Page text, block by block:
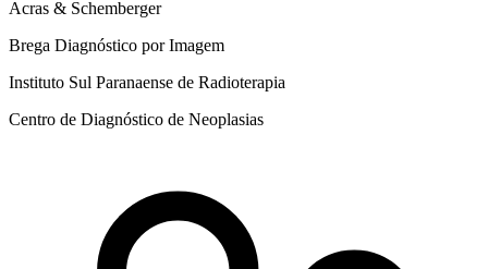
Acras & Schemberger
Brega Diagnóstico por Imagem
Instituto Sul Paranaense de Radioterapia
Centro de Diagnóstico de Neoplasias